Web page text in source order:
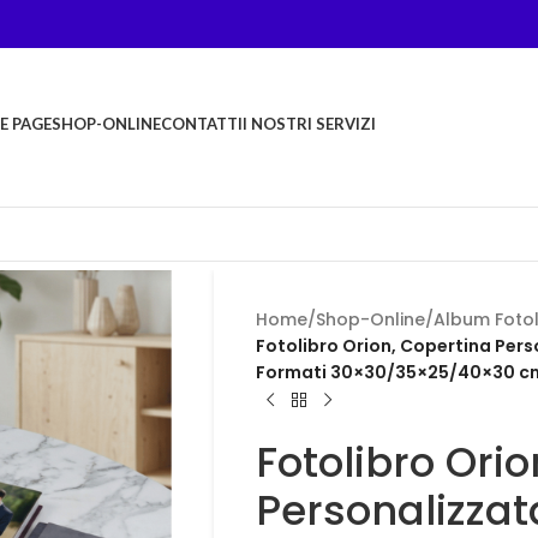
PAGESHOP-ONLINECONTATTII NOSTRI SERVIZI
Home/Shop-Online/Album
Fotolibro Orion, Copertina
Formati 30×30/35×25/40×30
Fotolibro